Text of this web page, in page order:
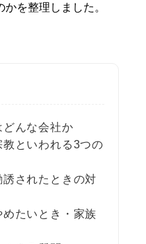
を整理しました。
どんな会社か
といわれる3つの
されたときの対
たいとき・家族